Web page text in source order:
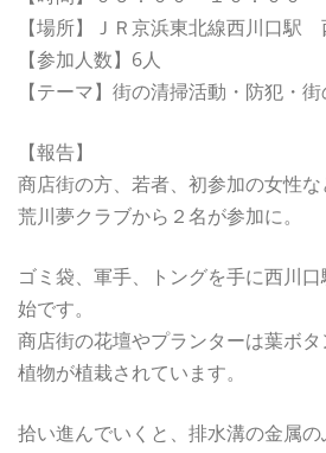
【場所】ＪＲ京浜東北線西川口駅
【参加人数】6人
【テーマ】街の清掃活動・防犯・
【報告】
商店街の方、若者、初参加の女性な
荒川夢クラブから２名が参加に。
ゴミ袋、軍手、トングを手に西川
始です。
商店街の花壇やプランターは葉ボ
植物が植栽されています。
拾い進んでいくと、排水溝の金属